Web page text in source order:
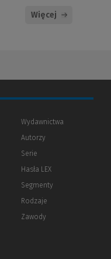
Więcej
Wydawnictwa
Autorzy
Serie
Hasła LEX
Segmenty
Rodzaje
Zawody